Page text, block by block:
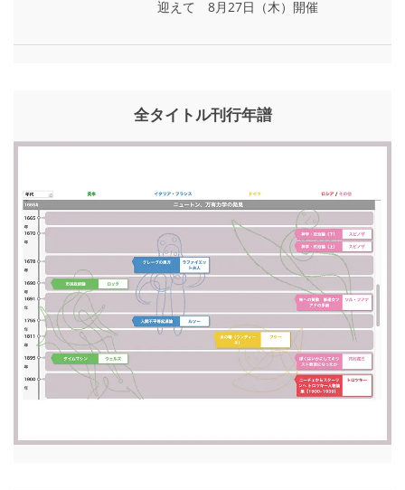
迎えて 8月27日（木）開催
全タイトル刊行年譜